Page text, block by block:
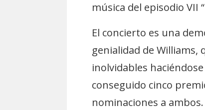
música del episodio VII
El concierto es una
genialidad de Williams,
inolvidables
conseguido cinco
nominaciones a ambos.